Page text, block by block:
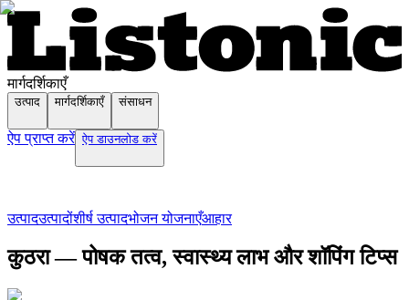
मार्गदर्शिकाएँ
उत्पाद मार्गदर्शिकाएँ संसाधन
ऐप प्राप्त करें ऐप डाउनलोड करें
उत्पादउत्पादोंशीर्ष उत्पादभोजन योजनाएँआहार
कुठरा — पोषक तत्व, स्वास्थ्य लाभ और शॉपिंग टिप्स